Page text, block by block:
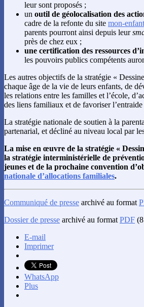
leur sont proposés ;
un outil de géolocalisation des
cadre de la refonte du site mon-
parents pourront ainsi depuis leur
près de chez eux ;
une certification des ressources
les pouvoirs publics compétents
Les autres objectifs de la stratégie «
chaque âge de la vie de leurs enfants, de
les relations entre les familles et l’école,
des liens familiaux et de favoriser l’entraide
La stratégie nationale de soutien à la
partenarial, et décliné au niveau local par
La mise en œuvre de la stratégie «
la stratégie interministérielle de
jeunes et de la prochaine convention
nationale d’allocations familiales.
Communiqué de presse archivé au format
Dossier de presse archivé au format PDF
E-mail
Imprimer
WhatsApp
Plus